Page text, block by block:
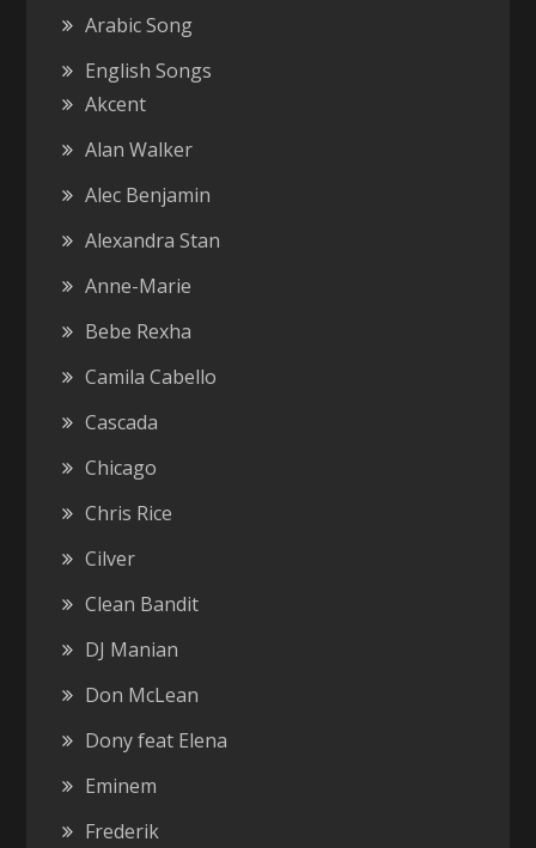
Arabic Song
English Songs
Akcent
Alan Walker
Alec Benjamin
Alexandra Stan
Anne-Marie
Bebe Rexha
Camila Cabello
Cascada
Chicago
Chris Rice
Cilver
Clean Bandit
DJ Manian
Don McLean
Dony feat Elena
Eminem
Frederik